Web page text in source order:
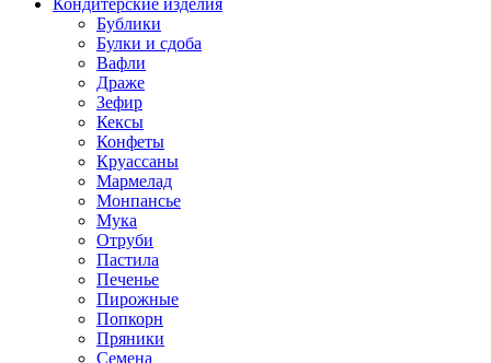
Бублики
Булки и сдоба
Вафли
Драже
Зефир
Кексы
Конфеты
Круассаны
Мармелад
Монпансье
Мука
Отруби
Пастила
Печенье
Пирожные
Попкорн
Пряники
Семена